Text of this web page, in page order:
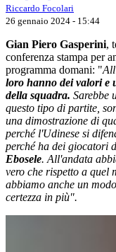
Riccardo Focolari
26 gennaio 2024 - 15:44
Gian Piero Gasperini,
conferenza stampa per
programma domani: "
loro hanno dei valori e
della squadra. Sarebbe
questo tipo di partite,
una dimostrazione di
perché l'Udinese si
perché ha dei giocatori
Ebosele. All'andata
vero che rispetto a quel
abbiamo anche un
certezza in più".